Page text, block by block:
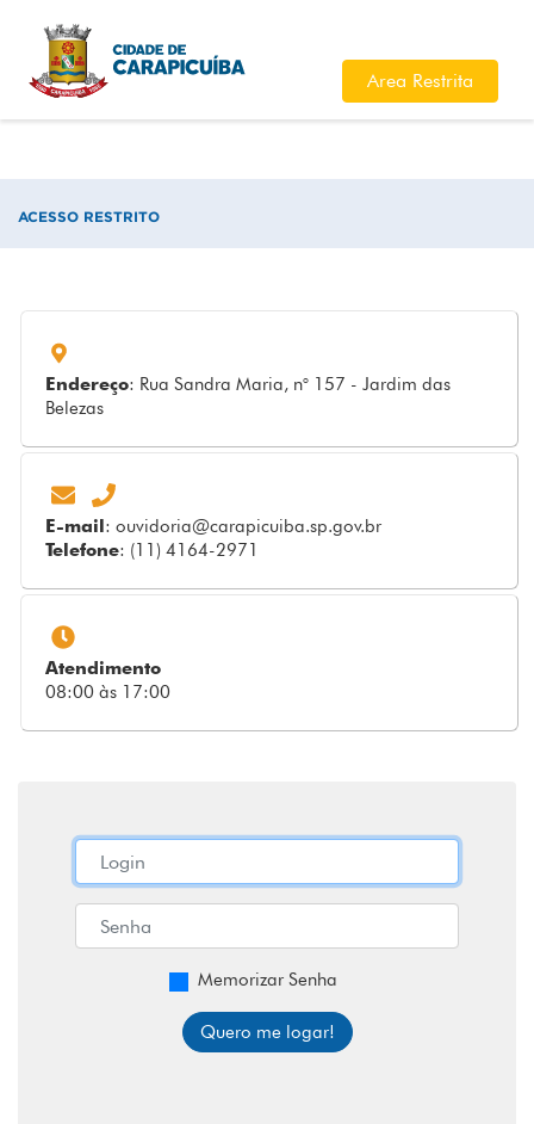
Area Restrita
ACESSO RESTRITO
Endereço: Rua Sandra Maria, n° 157 - Jardim das
Belezas
E-mail: ouvidoria@carapicuiba.sp.gov.br
Telefone: (11) 4164-2971
Atendimento
08:00 às 17:00
Memorizar Senha
Quero me logar!